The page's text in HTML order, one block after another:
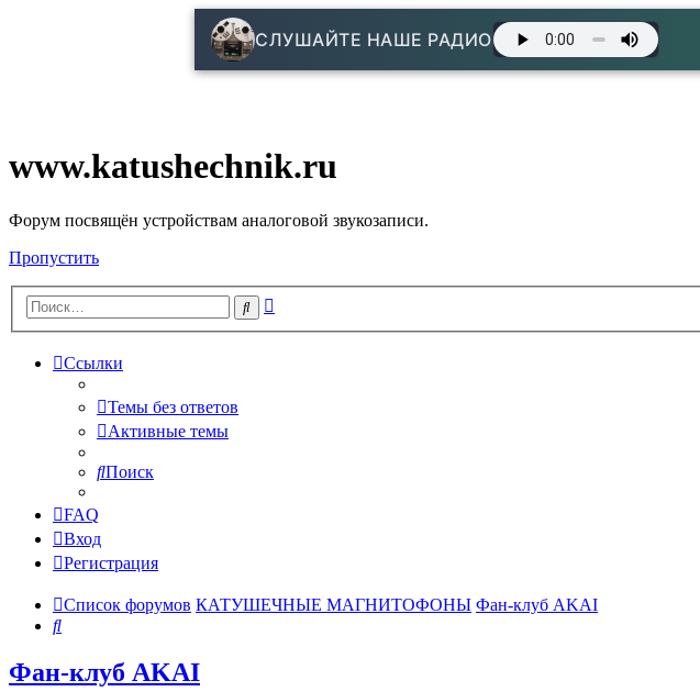
СЛУШАЙТЕ НАШЕ РАДИО
www.katushechnik.ru
Форум посвящён устройствам аналоговой звукозаписи.
Пропустить
Поиск
Ссылки
Темы без ответов
Активные темы
Поиск
FAQ
Вход
Регистрация
Список форумов КАТУШЕЧНЫЕ МАГНИТОФОНЫ Фан-клуб AKAI
Поиск
Фан-клуб AKAI